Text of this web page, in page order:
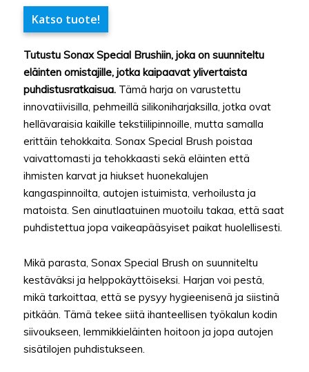
Katso tuote!
Tutustu Sonax Special Brushiin, joka on suunniteltu
eläinten omistajille, jotka kaipaavat ylivertaista
puhdistusratkaisua. Tämä harja on varustettu
innovatiivisilla, pehmeillä silikoniharjaksilla, jotka ovat
hellävaraisia kaikille tekstiilipinnoille, mutta samalla
erittäin tehokkaita. Sonax Special Brush poistaa
vaivattomasti ja tehokkaasti sekä eläinten että
ihmisten karvat ja hiukset huonekalujen
kangaspinnoilta, autojen istuimista, verhoilusta ja
matoista. Sen ainutlaatuinen muotoilu takaa, että saat
puhdistettua jopa vaikeapääsyiset paikat huolellisesti.
Mikä parasta, Sonax Special Brush on suunniteltu
kestäväksi ja helppokäyttöiseksi. Harjan voi pestä,
mikä tarkoittaa, että se pysyy hygieenisenä ja siistinä
pitkään. Tämä tekee siitä ihanteellisen työkalun kodin
siivoukseen, lemmikkieläinten hoitoon ja jopa autojen
sisätilojen puhdistukseen.